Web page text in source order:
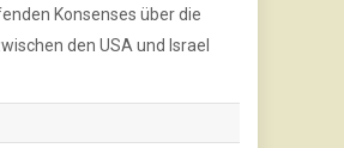
Konsenses über die
den USA und Israel